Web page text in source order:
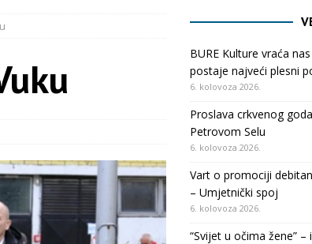
BURE Kulture vraća
postaje najveći plesni
6. kolovoza 2026.
Proslava crkvenog
Petrovom Selu
6. kolovoza 2026.
Vart o promociji
– Umjetnički spoj
6. kolovoza 2026.
“Svijet u očima žene” –